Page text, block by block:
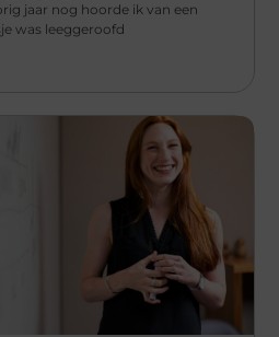
jaar nog hoorde ik van een
was leeggeroofd